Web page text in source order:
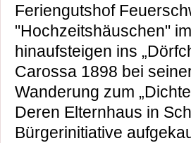
Feriengutshof
"Hochzeitshäuschen"
hinaufsteigen ins
Carossa 1898 bei
Wanderung zum
Deren Elternhaus in
Bürgerinitiative